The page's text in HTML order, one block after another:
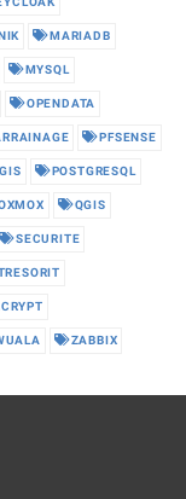
MARIADB
MYSQL
OPENDATA
PFSENSE
POSTGRESQL
QGIS
SECURITE
ZABBIX